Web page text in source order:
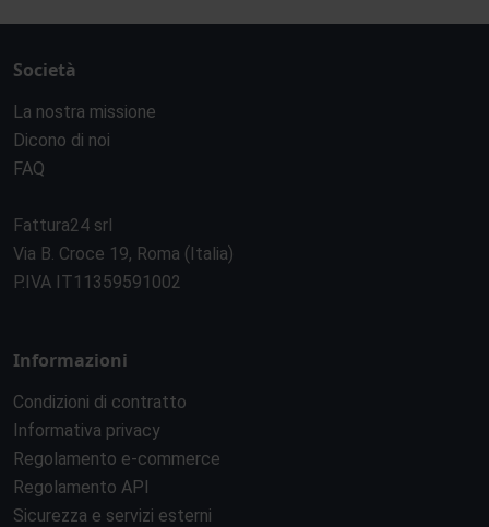
Società
La nostra missione
Dicono di noi
FAQ
Fattura24 srl
Via B. Croce 19, Roma (Italia)
P.IVA IT11359591002
Informazioni
Condizioni di contratto
Informativa privacy
Regolamento e-commerce
Regolamento API
Sicurezza e servizi esterni